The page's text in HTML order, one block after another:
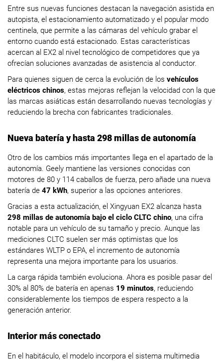
Entre sus nuevas funciones destacan la navegación asistida en
autopista, el estacionamiento automatizado y el popular modo
centinela, que permite a las cámaras del vehículo grabar el
entorno cuando está estacionado. Estas características
acercan al EX2 al nivel tecnológico de competidores que ya
ofrecían soluciones avanzadas de asistencia al conductor.
Para quienes siguen de cerca la evolución de los vehículos
eléctricos chinos, estas mejoras reflejan la velocidad con la que
las marcas asiáticas están desarrollando nuevas tecnologías y
reduciendo la brecha con fabricantes tradicionales.
Nueva batería y hasta 298 millas de autonomía
Otro de los cambios más importantes llega en el apartado de la
autonomía. Geely mantiene las versiones conocidas con
motores de 80 y 114 caballos de fuerza, pero añade una nueva
batería de 47 kWh, superior a las opciones anteriores.
Gracias a esta actualización, el Xingyuan EX2 alcanza hasta
298 millas de autonomía bajo el ciclo CLTC chino, una cifra
notable para un vehículo de su tamaño y precio. Aunque las
mediciones CLTC suelen ser más optimistas que los
estándares WLTP o EPA, el incremento de autonomía
representa una mejora importante para los usuarios.
La carga rápida también evoluciona. Ahora es posible pasar del
30% al 80% de batería en apenas 19 minutos, reduciendo
considerablemente los tiempos de espera respecto a la
generación anterior.
Interior más conectado
En el habitáculo, el modelo incorpora el sistema multimedia